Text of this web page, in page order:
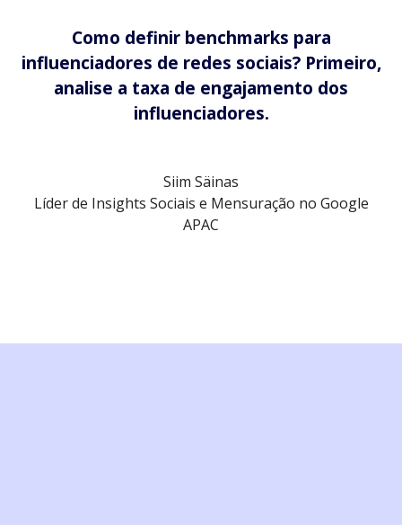
Como definir benchmarks para
influenciadores de redes sociais? Primeiro,
analise a taxa de engajamento dos
influenciadores.
Siim Säinas
Líder de Insights Sociais e Mensuração no Google
APAC